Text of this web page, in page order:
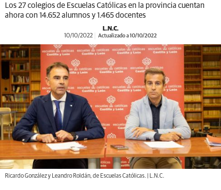
Los 27 colegios de Escuelas Católicas en la provincia cuentan
ahora con 14.652 alumnos y 1.465 docentes
L.N.C.
10/10/2022 Actualizado a 10/10/2022
Ricardo González y Leandro Roldán, de Escuelas Católicas. | L.N.C.